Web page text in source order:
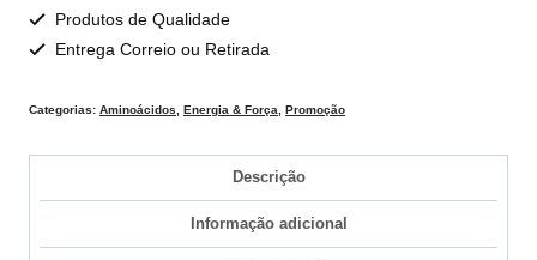
Produtos de Qualidade
Entrega Correio ou Retirada
Categorias: Aminoácidos Energia & Força Promoção
Descrição
Informação adicional